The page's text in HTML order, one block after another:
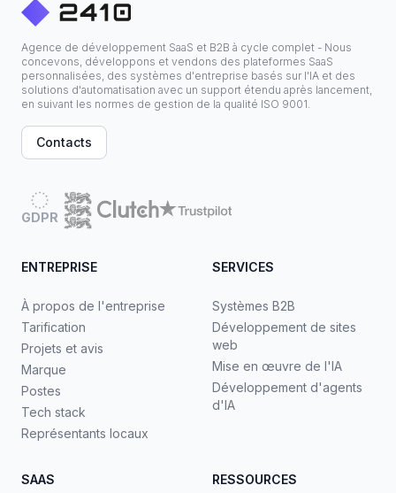
Agence de développement SaaS et B2B à cycle complet - Nous
concevons, développons et vendons des plateformes SaaS
personnalisées, des systèmes d'entreprise basés sur l'IA et des
solutions d'automatisation avec un support étendu après lancement,
en suivant les normes de gestion de la qualité ISO 9001.
Contacts
GDPR
ENTREPRISE
À propos de l'entreprise
Tarification
Projets et avis
Marque
Postes
Tech stack
Représentants locaux
SERVICES
Systèmes B2B
Développement de sites
web
Mise en œuvre de l'IA
Développement d'agents
d'IA
SAAS RESSOURCES